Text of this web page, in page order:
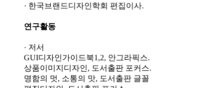
· 한국브랜드디자인학회 편집이사.
연구활동
· 저서
GUI디자인가이드북1,2, 안그라픽스.
상품이미지디자인, 도서출판 포커스.
명함의 멋, 소통의 맛, 도서출판 글꼴